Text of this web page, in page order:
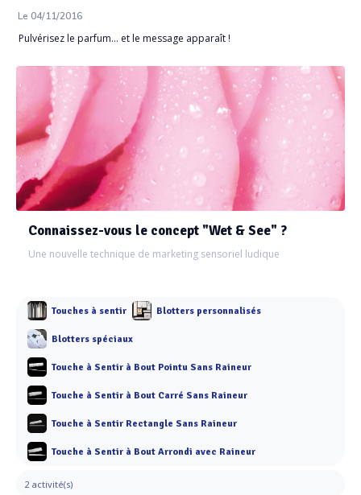
Le 04/11/2016
Pulvérisez le parfum... et le message apparaît !
Connaissez-vous le concept "Wet & See" ?
Une nouvelle technique de marketing sensoriel ludique
Touches à sentir Blotters personnalisés
Blotters spéciaux
Touche à Sentir à Bout Pointu Sans Raineur
Touche à Sentir à Bout Carré Sans Raineur
Touche à Sentir Rectangle Sans Raineur
Touche à Sentir à Bout Arrondi avec Raineur
2 activité(s)